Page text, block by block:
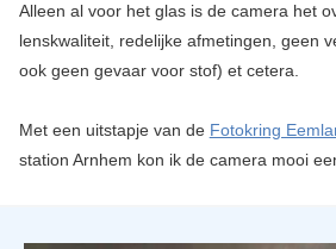
Alleen al voor het glas is de camera het
lenskwaliteit, redelijke afmetingen, geen
ook geen gevaar voor stof) et cetera.
Met een uitstapje van de Fotokring
station Arnhem kon ik de camera mooi